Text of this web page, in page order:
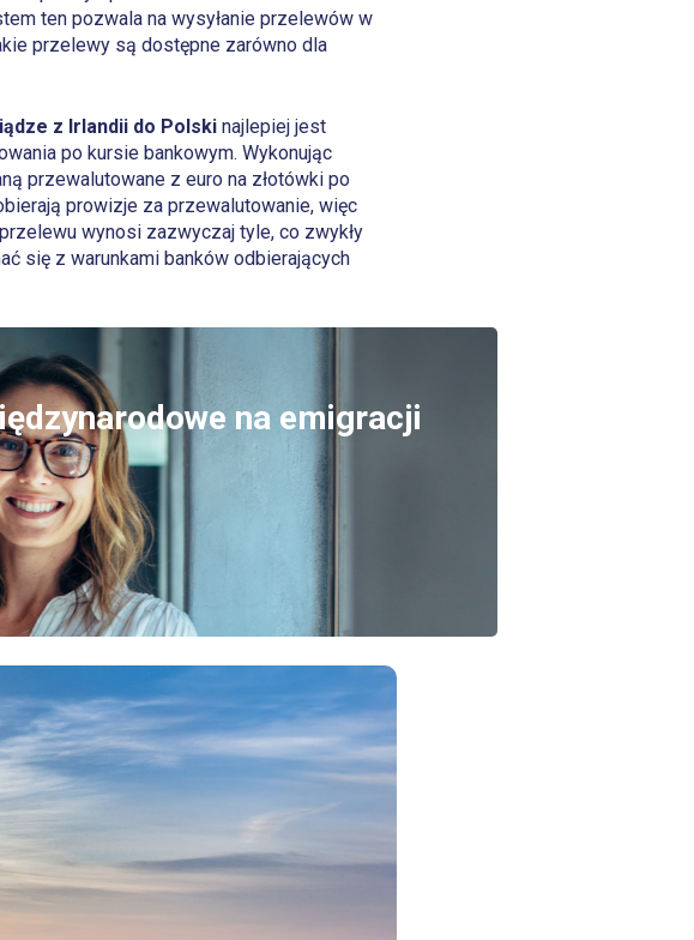
ten pozwala na wysyłanie przelewów w
przelewy są dostępne zarówno dla
z Irlandii do Polski najlepiej jest
po kursie bankowym. Wykonując
przewalutowane z euro na złotówki po
prowizje za przewalutowanie, więc
wynosi zazwyczaj tyle, co zwykły
się z warunkami banków odbierających
na emigracji